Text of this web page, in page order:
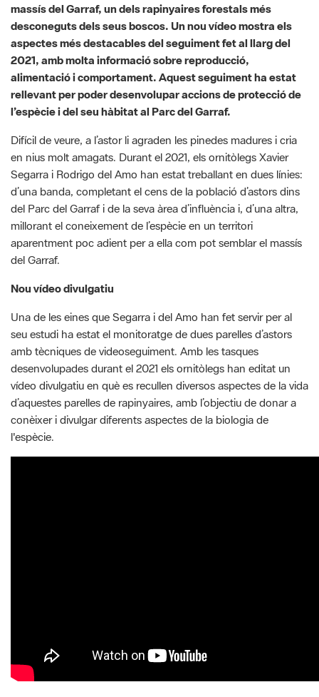
massís del Garraf, un dels rapinyaires forestals més
desconeguts dels seus boscos. Un nou vídeo mostra els
aspectes més destacables del seguiment fet al llarg del
2021, amb molta informació sobre reproducció,
alimentació i comportament. Aquest seguiment ha estat
rellevant per poder desenvolupar accions de protecció de
l’espècie i del seu hàbitat al Parc del Garraf.
Difícil de veure, a l’astor li agraden les pinedes madures i cria
en nius molt amagats. Durant el 2021, els ornitòlegs Xavier
Segarra i Rodrigo del Amo han estat treballant en dues línies:
d’una banda, completant el cens de la població d’astors dins
del Parc del Garraf i de la seva àrea d’influència i, d’una altra,
millorant el coneixement de l’espècie en un territori
aparentment poc adient per a ella com pot semblar el massís
del Garraf.
Nou vídeo divulgatiu
Una de les eines que Segarra i del Amo han fet servir per al
seu estudi ha estat el monitoratge de dues parelles d’astors
amb tècniques de videoseguiment. Amb les tasques
desenvolupades durant el 2021 els ornitòlegs han editat un
vídeo divulgatiu en què es recullen diversos aspectes de la vida
d’aquestes parelles de rapinyaires, amb l’objectiu de donar a
conèixer i divulgar diferents aspectes de la biologia de
l'espècie.